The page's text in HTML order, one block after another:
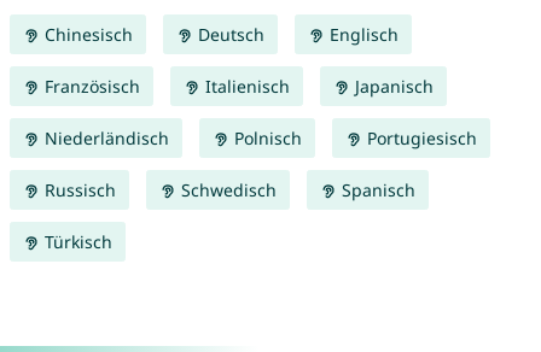
Chinesisch Deutsch Englisch
Französisch Italienisch Japanisch
Niederländisch Polnisch Portugiesisch
Russisch Schwedisch Spanisch
Türkisch